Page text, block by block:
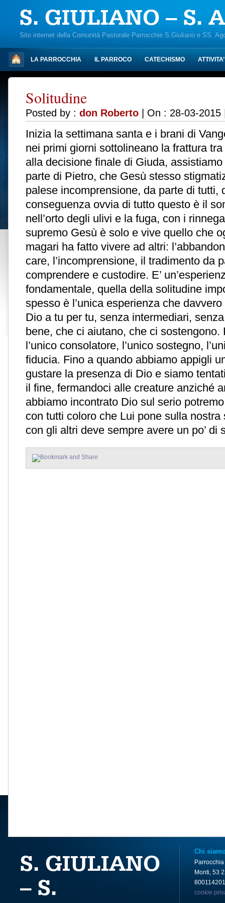
S. GIULIANO – S.
Sito internet della Comunità Pastorale Parrocchie S.Giuliano e SS.
LA PARROCCHIA IL PARROCO CATECHISMO
Solitudine
Posted by : don Roberto | On : 28-03-
Inizia la settimana santa e i brani di
nei primi giorni sottolineano la frattura
alla decisione finale di Giuda,
parte di Pietro, che Gesù stesso
palese incomprensione, da parte di tutti,
conseguenza ovvia di tutto questo è il
nell’orto degli ulivi e la fuga, con i
supremo Gesù è solo e vive quello che
magari ha fatto vivere ad altri:
care, l’incomprensione, il tradimento da
comprendere e custodire. E’
fondamentale, quella della solitudine
spesso è l’unica esperienza che
Dio a tu per tu, senza intermediari,
bene, che ci aiutano, che ci
l’unico consolatore, l’unico sostegno,
fiducia. Fino a quando abbiamo appigli
gustare la presenza di Dio e siamo
il fine, fermandoci alle creature anziché
abbiamo incontrato Dio sul serio
con tutti coloro che Lui pone sulla
con gli altri deve sempre avere un po’ di
S. GIULIANO
– S.
Chi
Monti, 53
cookie